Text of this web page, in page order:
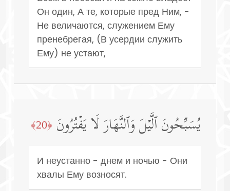
Он один, А те, которые пред Ним, -
Не величаются, служением Ему
пренебрегая, (В усердии служить
Ему) не устают,
یُسَبِّحُونَ ٱلَّیۡلَ وَٱلنَّهَارَ لَا یَفۡتُرُونَ ﴿20﴾
И неустанно - днем и ночью - Они
хвалы Ему возносят.